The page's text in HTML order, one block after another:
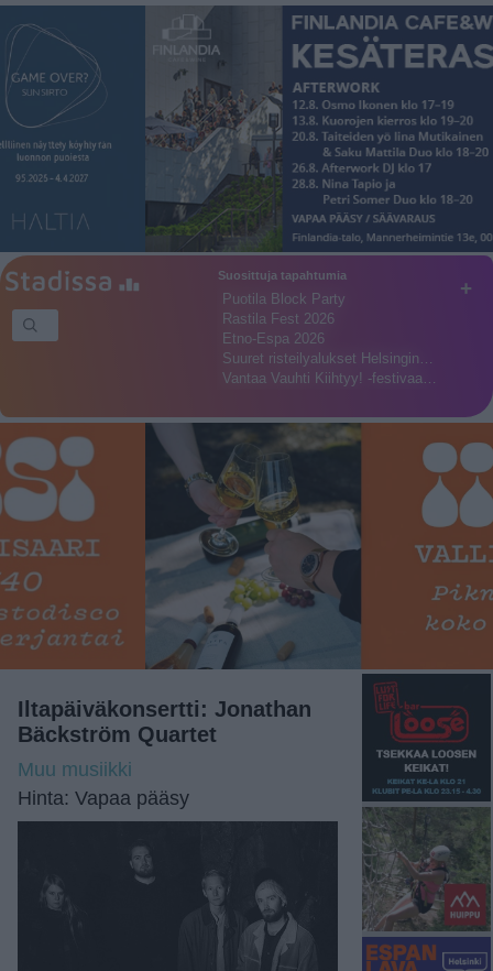
+
Suosittuja tapahtumia
Puotila Block Party
Rastila Fest 2026
Etno-Espa 2026
Suuret risteilyalukset Helsingin…
Vantaa Vauhti Kiihtyy! -festivaa…
Iltapäiväkonsertti: Jonathan
Bäckström Quartet
Muu musiikki
Hinta: Vapaa pääsy